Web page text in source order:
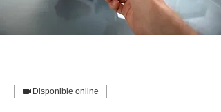
Disponible online